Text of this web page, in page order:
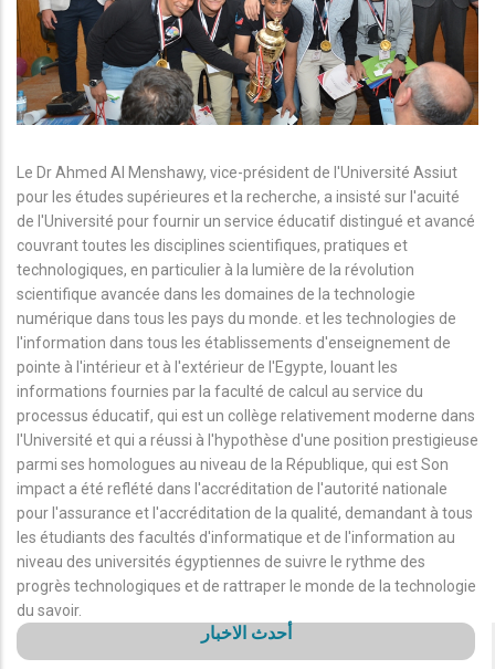
Le Dr Ahmed Al Menshawy, vice-président de l'Université Assiut
pour les études supérieures et la recherche, a insisté sur l'acuité
de l'Université pour fournir un service éducatif distingué et avancé
couvrant toutes les disciplines scientifiques, pratiques et
technologiques, en particulier à la lumière de la révolution
scientifique avancée dans les domaines de la technologie
numérique dans tous les pays du monde. et les technologies de
l'information dans tous les établissements d'enseignement de
pointe à l'intérieur et à l'extérieur de l'Egypte, louant les
informations fournies par la faculté de calcul au service du
processus éducatif, qui est un collège relativement moderne dans
l'Université et qui a réussi à l'hypothèse d'une position prestigieuse
parmi ses homologues au niveau de la République, qui est Son
impact a été reflété dans l'accréditation de l'autorité nationale
pour l'assurance et l'accréditation de la qualité, demandant à tous
les étudiants des facultés d'informatique et de l'information au
niveau des universités égyptiennes de suivre le rythme des
progrès technologiques et de rattraper le monde de la technologie
du savoir.
أحدث الاخبار